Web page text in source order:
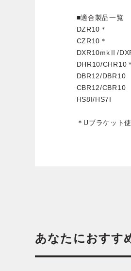
■適合製品一覧
DZR10＊
CZR10＊
DXR10mkⅡ/
DHR10/CHR10＊
DBR12/DBR10
CBR12/CBR10
HS8I/HS7I
＊Uブラケット
あなたにおすす